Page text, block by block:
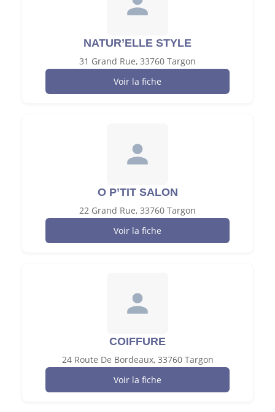
NATUR’ELLE STYLE
31 Grand Rue, 33760 Targon
Voir la fiche
O P’TIT SALON
22 Grand Rue, 33760 Targon
Voir la fiche
COIFFURE
24 Route De Bordeaux, 33760 Targon
Voir la fiche